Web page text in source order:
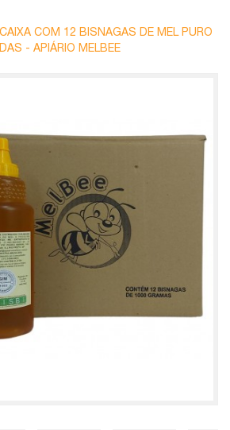
CAIXA COM 12 BISNAGAS DE MEL PURO
- APIÁRIO MELBEE